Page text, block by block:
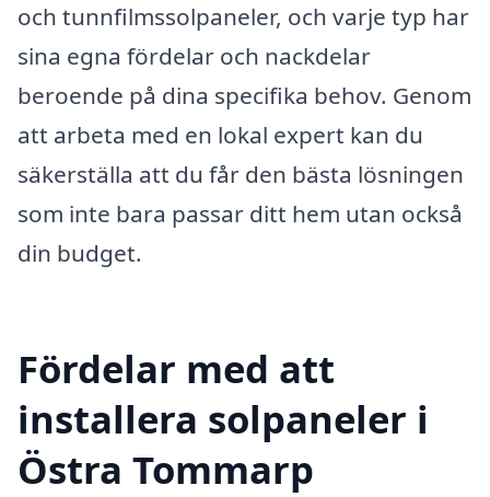
och tunnfilmssolpaneler, och varje typ har
sina egna fördelar och nackdelar
beroende på dina specifika behov. Genom
att arbeta med en lokal expert kan du
säkerställa att du får den bästa lösningen
som inte bara passar ditt hem utan också
din budget.
Fördelar med att
installera solpaneler i
Östra Tommarp